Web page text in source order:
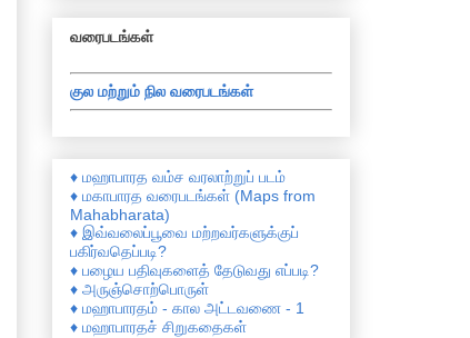
வரைபடங்கள்
குல மற்றும் நில வரைபடங்கள்
♦ மஹாபாரத வம்ச வரலாற்றுப் படம்
♦ மகாபாரத வரைபடங்கள் (Maps from
Mahabharata)
♦ இவ்வலைப்பூவை மற்றவர்களுக்குப்
பகிர்வதெப்படி?
♦ பழைய பதிவுகளைத் தேடுவது எப்படி?
♦ அருஞ்சொற்பொருள்
♦ மஹாபாரதம் - கால அட்டவணை - 1
♦ மஹாபாரதச் சிறுகதைகள்